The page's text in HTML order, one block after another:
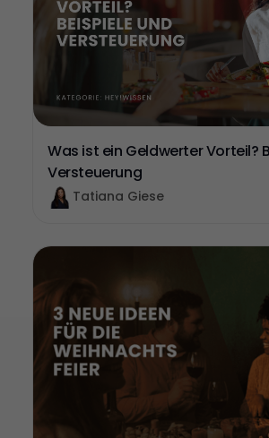
Was ist ein Geldwerter Vorteil?
Versteuerung
Tatiana Giese